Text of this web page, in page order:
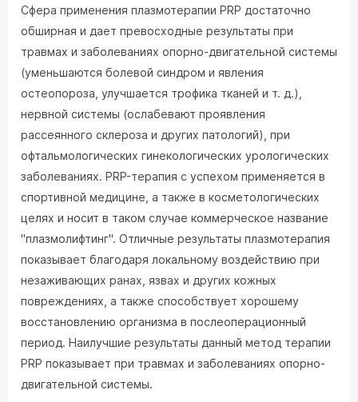
Сфера применения плазмотерапии PRP достаточно
обширная и дает превосходные результаты при
травмах и заболеваниях опорно-двигательной системы
(уменьшаются болевой синдром и явления
остеопороза, улучшается трофика тканей и т. д.),
нервной системы (ослабевают проявления
рассеянного склероза и других патологий), при
офтальмологических гинекологических урологических
заболеваниях. PRP-терапия с успехом применяется в
спортивной медицине, а также в косметологических
целях и носит в таком случае коммерческое название
"плазмолифтинг". Отличные результаты плазмотерапия
показывает благодаря локальному воздействию при
незаживающих ранах, язвах и других кожных
повреждениях, а также способствует хорошему
восстановлению организма в послеоперационный
период. Наилучшие результаты данный метод терапии
PRP показывает при травмах и заболеваниях опорно-
двигательной системы.